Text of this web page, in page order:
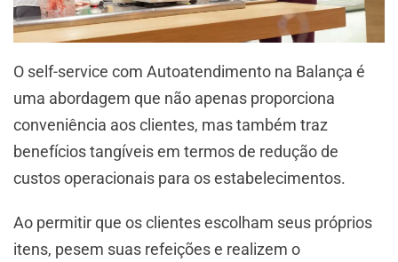
O self-service com Autoatendimento na Balança é
uma abordagem que não apenas proporciona
conveniência aos clientes, mas também traz
benefícios tangíveis em termos de redução de
custos operacionais para os estabelecimentos.
Ao permitir que os clientes escolham seus próprios
itens, pesem suas refeições e realizem o